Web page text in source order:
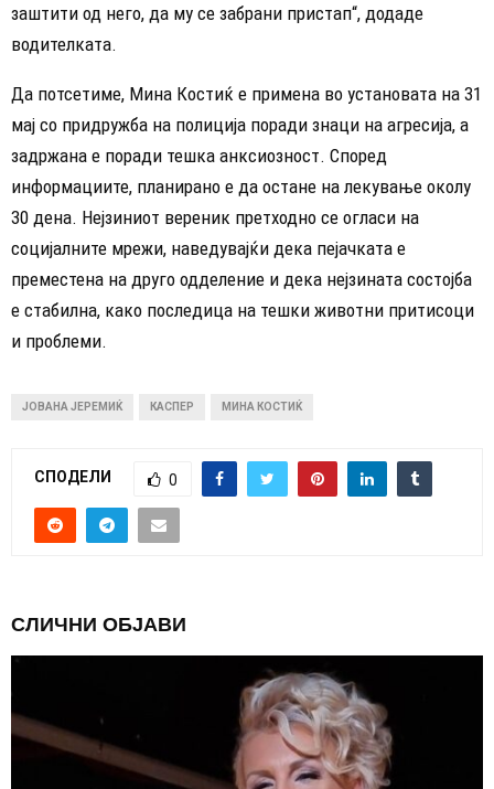
заштити од него, да му се забрани пристап“, додаде
водителката.
Да потсетиме, Мина Костиќ е примена во установата на 31
мај со придружба на полиција поради знаци на агресија, а
задржана е поради тешка анксиозност. Според
информациите, планирано е да остане на лекување околу
30 дена. Нејзиниот вереник претходно се огласи на
социјалните мрежи, наведувајќи дека пејачката е
преместена на друго одделение и дека нејзината состојба
е стабилна, како последица на тешки животни притисоци
и проблеми.
ЈОВАНА ЈЕРЕМИЌ КАСПЕР МИНА КОСТИЌ
СПОДЕЛИ 0
СЛИЧНИ ОБЈАВИ